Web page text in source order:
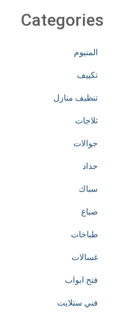
Categories
المنيوم
تكييف
تنظيف منازل
ثلاجات
جوالات
حداد
سباك
صباغ
طباخات
غسالات
فتح ابواب
فني ستلايت